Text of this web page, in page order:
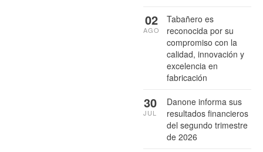
Tabañero es
reconocida por su
compromiso con la
calidad, innovación y
excelencia en
fabricación
02
AGO
Danone informa sus
resultados financieros
del segundo trimestre
de 2026
30
JUL